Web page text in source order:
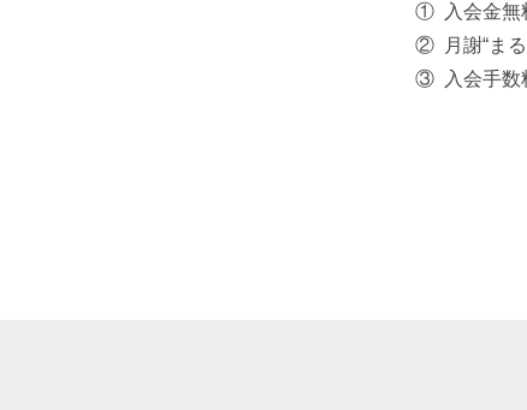
入会金無
月謝“ま
入会手数